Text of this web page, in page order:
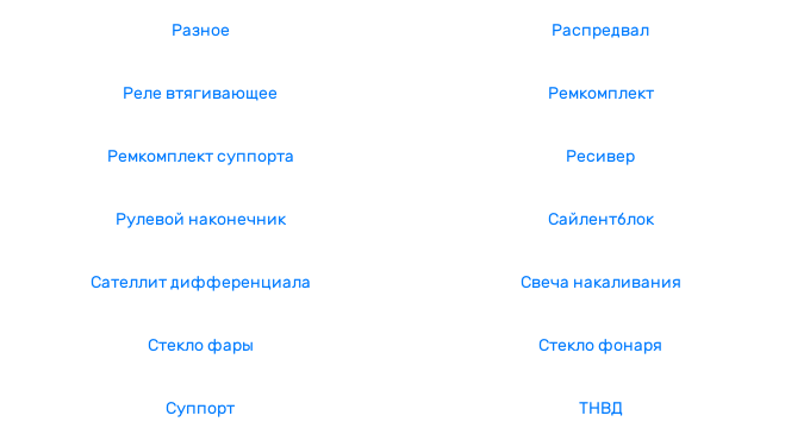
Разное Распредвал
Реле втягивающее Ремкомплект
Ремкомплект суппорта Ресивер
Рулевой наконечник Сайлентблок
Сателлит дифференциала Свеча накаливания
Стекло фары Стекло фонаря
Суппорт ТНВД